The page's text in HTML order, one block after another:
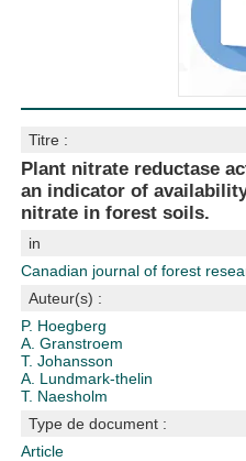
Titre :
Plant nitrate reductase
an indicator of
nitrate in forest soils.
in
Canadian journal of forest
Auteur(s) :
P. Hoegberg
A. Granstroem
T. Johansson
A. Lundmark-thelin
T. Naesholm
Type de document :
Article